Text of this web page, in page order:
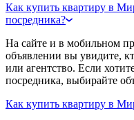
Как купить квартиру в
посредника?
На сайте и в мобильном
объявлении вы увидите,
или агентство. Если
посредника, выбирайте
Как купить квартиру в